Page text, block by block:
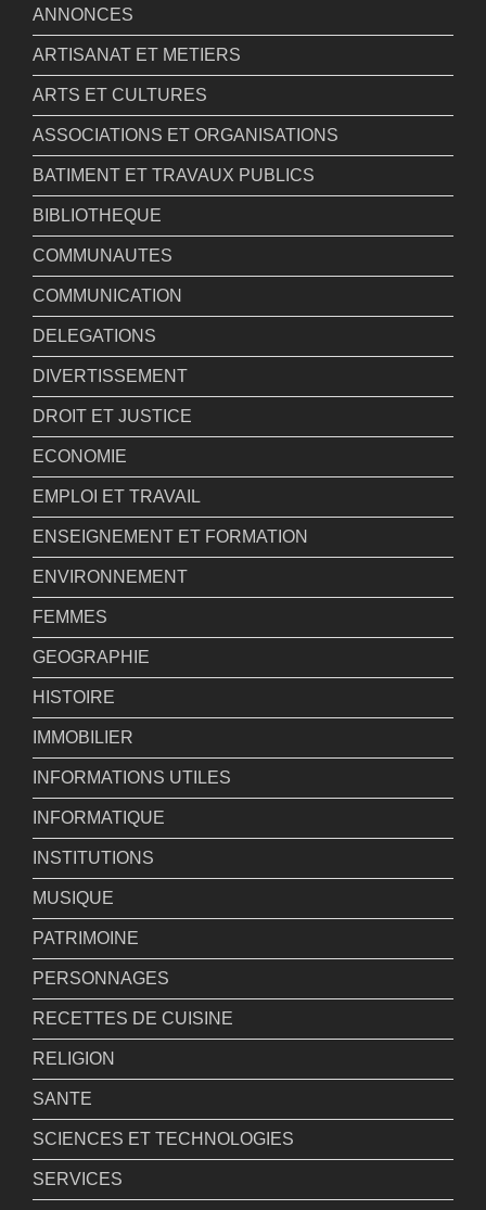
ANNONCES
ARTISANAT ET METIERS
ARTS ET CULTURES
ASSOCIATIONS ET ORGANISATIONS
BATIMENT ET TRAVAUX PUBLICS
BIBLIOTHEQUE
COMMUNAUTES
COMMUNICATION
DELEGATIONS
DIVERTISSEMENT
DROIT ET JUSTICE
ECONOMIE
EMPLOI ET TRAVAIL
ENSEIGNEMENT ET FORMATION
ENVIRONNEMENT
FEMMES
GEOGRAPHIE
HISTOIRE
IMMOBILIER
INFORMATIONS UTILES
INFORMATIQUE
INSTITUTIONS
MUSIQUE
PATRIMOINE
PERSONNAGES
RECETTES DE CUISINE
RELIGION
SANTE
SCIENCES ET TECHNOLOGIES
SERVICES